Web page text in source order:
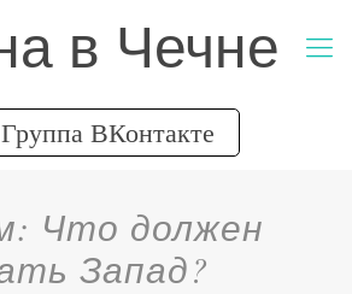
в Чечне
Группа ВКонтакте
Что должен
Запад?